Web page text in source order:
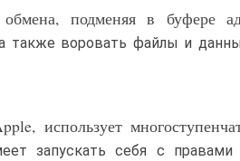
подменяя в буфере
также воровать файлы и
использует
запускать себя с правами